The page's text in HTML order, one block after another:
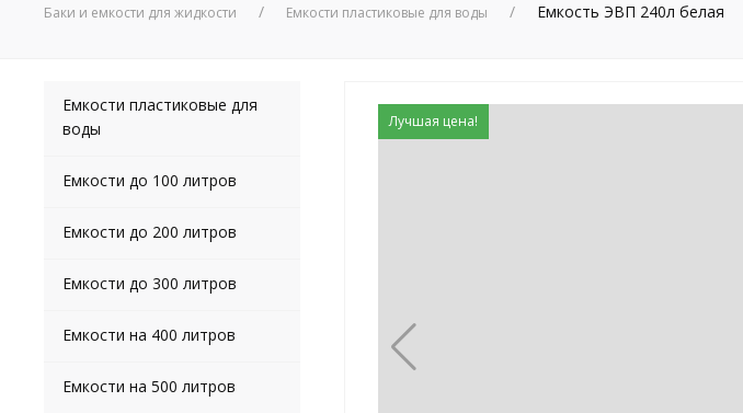
Баки и емкости для жидкости Емкости пластиковые для воды Емкость ЭВП 240л белая
Емкости пластиковые для
воды
Емкости до 100 литров
Емкости до 200 литров
Емкости до 300 литров
Емкости на 400 литров
Емкости на 500 литров
Лучшая цена!